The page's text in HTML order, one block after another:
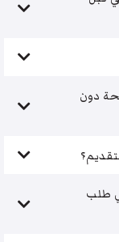
دون
طلب